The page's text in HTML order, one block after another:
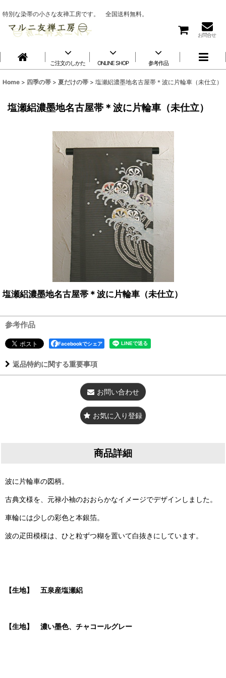
特別な染帯の小さな友禅工房です。 全国送料無料。
お問合せ
ご注文のしかた ONLINE SHOP 参考作品
Home > 四季の帯 > 夏だけの帯 > 塩瀬絽濃墨地名古屋帯＊波に片輪車（未仕立）
塩瀬絽濃墨地名古屋帯＊波に片輪車（未仕立）
塩瀬絽濃墨地名古屋帯＊波に片輪車（未仕立）
参考作品
Facebookでシェア
返品特約に関する重要事項
お問い合わせ
お気に入り登録
商品詳細
波に片輪車の図柄。
古典文様を、元禄小袖のおおらかなイメージでデザインしました。
車輪には少しの彩色と本銀箔。
波の疋田模様は、ひと粒ずつ糊を置いて白抜きにしています。
【生地】 五泉産塩瀬絽
【生地】 濃い墨色、チャコールグレー